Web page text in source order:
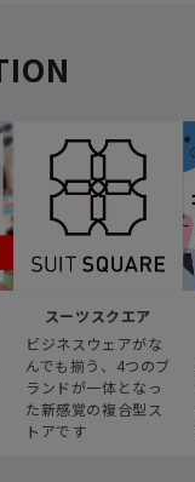
スーツスクエア
ビジネスウェアがな
んでも揃う、4つのブ
ランドが一体となっ
た新感覚の複合型ス
トアです